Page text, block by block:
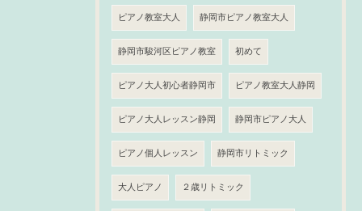
ピアノ教室大人 静岡市ピアノ教室大人
静岡市駿河区ピアノ教室 初めて
ピアノ大人初心者静岡市 ピアノ教室大人静岡
ピアノ大人レッスン静岡 静岡市ピアノ大人
ピアノ個人レッスン 静岡市リトミック
大人ピアノ ２歳リトミック